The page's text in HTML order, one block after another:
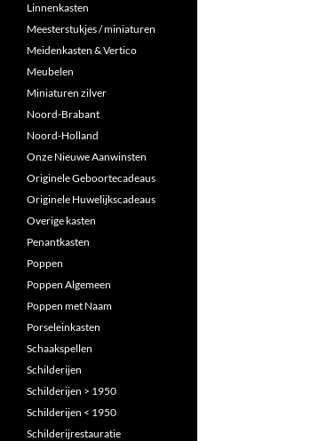
Linnenkasten
Meesterstukjes / miniaturen
Meidenkasten & Vertico
Meubelen
Miniaturen zilver
Noord-Brabant
Noord-Holland
Onze Nieuwe Aanwinsten
Originele Geboortecadeaus
Originele Huwelijkscadeaus
Overige kasten
Penantkasten
Poppen
Poppen Algemeen
Poppen met Naam
Porseleinkasten
Schaakspellen
Schilderijen
Schilderijen > 1950
Schilderijen < 1950
Schilderijrestauratie